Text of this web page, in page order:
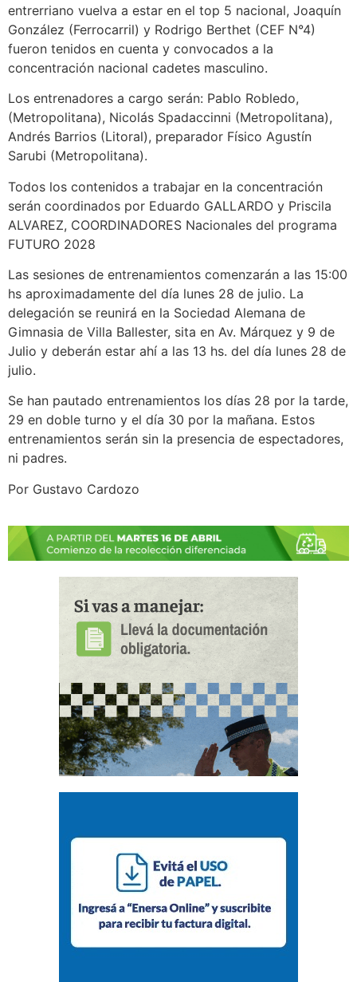
entrerriano vuelva a estar en el top 5 nacional, Joaquín
González (Ferrocarril) y Rodrigo Berthet (CEF N°4)
fueron tenidos en cuenta y convocados a la
concentración nacional cadetes masculino.
Los entrenadores a cargo serán: Pablo Robledo,
(Metropolitana), Nicolás Spadaccinni (Metropolitana),
Andrés Barrios (Litoral), preparador Físico Agustín
Sarubi (Metropolitana).
Todos los contenidos a trabajar en la concentración
serán coordinados por Eduardo GALLARDO y Priscila
ALVAREZ, COORDINADORES Nacionales del programa
FUTURO 2028
Las sesiones de entrenamientos comenzarán a las 15:00
hs aproximadamente del día lunes 28 de julio. La
delegación se reunirá en la Sociedad Alemana de
Gimnasia de Villa Ballester, sita en Av. Márquez y 9 de
Julio y deberán estar ahí a las 13 hs. del día lunes 28 de
julio.
Se han pautado entrenamientos los días 28 por la tarde,
29 en doble turno y el día 30 por la mañana. Estos
entrenamientos serán sin la presencia de espectadores,
ni padres.
Por Gustavo Cardozo